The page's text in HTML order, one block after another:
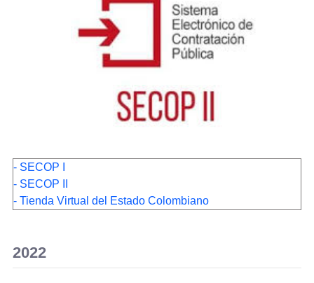
- SECOP I
- SECOP II
- Tienda Virtual del Estado Colombiano
2022